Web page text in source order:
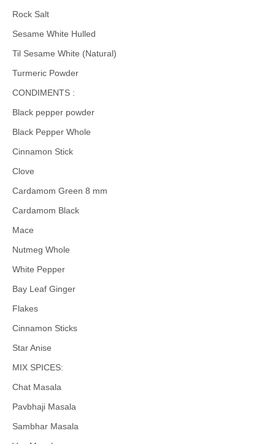
Rock Salt
Sesame White Hulled
Til Sesame White (Natural)
Turmeric Powder
CONDIMENTS :
Black pepper powder
Black Pepper Whole
Cinnamon Stick
Clove
Cardamom Green 8 mm
Cardamom Black
Mace
Nutmeg Whole
White Pepper
Bay Leaf Ginger
Flakes
Cinnamon Sticks
Star Anise
MIX SPICES:
Chat Masala
Pavbhaji Masala
Sambhar Masala